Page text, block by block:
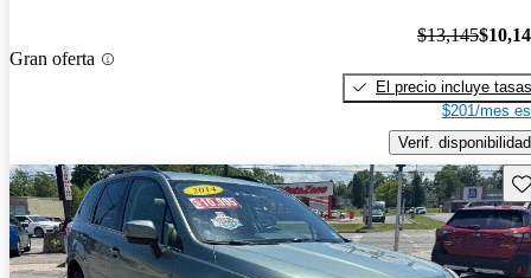
Gran oferta
$13,145
El precio incluye tasas
$201/mes
Verif. disponibilidad